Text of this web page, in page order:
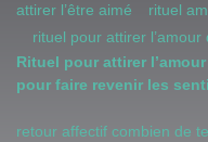
attirer l’être aimé
rituel
rituel pour attirer l’amour
Rituel pour attirer
pour faire revenir les
retour affectif combien de